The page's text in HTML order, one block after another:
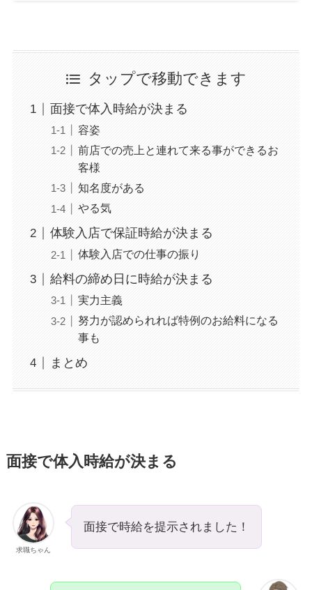
タップで移動できます
面接で体入時給が決まる
容姿
前店での売上と連れて来る事ができるお
客様
知名度がある
やる気
体験入店で保証時給が決まる
体験入店での仕事の振り
給料の締め日に時給が決まる
実力主義
努力が認められれば特例のお給料になる
事も
まとめ
面接で体入時給が決まる
求職ちゃん
面接で時給を提示されました！